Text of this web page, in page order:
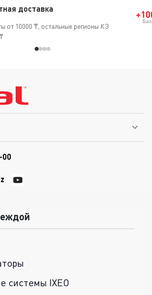
доставка
от 10000 ₸, остальные регионы КЗ
00
системы IXEO